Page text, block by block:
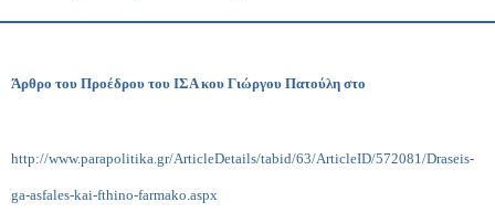
Άρθρο του Προέδρου του ΙΣΑ κου Γιώργου Πατούλη στο
http://www.parapolitika.gr/ArticleDetails/tabid/63/ArticleID/572081/Draseis-
ga-asfales-kai-fthino-farmako.aspx